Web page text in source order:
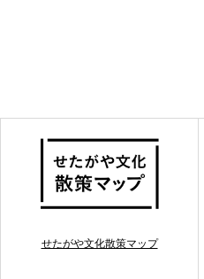
せたがや文化散策マップ